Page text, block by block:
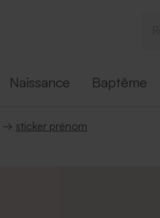
Naissance Baptême
→ sticker prénom